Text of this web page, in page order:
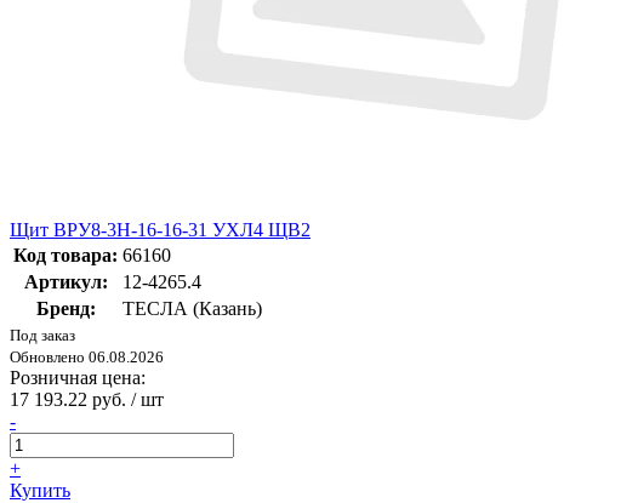
Щит ВРУ8-3Н-16-16-31 УХЛ4 ЩВ2
Код товара: 66160
Артикул:
12-4265.4
Бренд:
ТЕСЛА (Казань)
Под заказ
Обновлено 06.08.2026
Розничная цена:
17 193.22 руб. / шт
-
+
Купить